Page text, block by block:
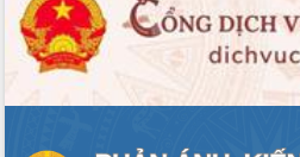
ĐIỂM TIN VĂN BẢN
QUY HOẠCH - KẾ HOẠCH